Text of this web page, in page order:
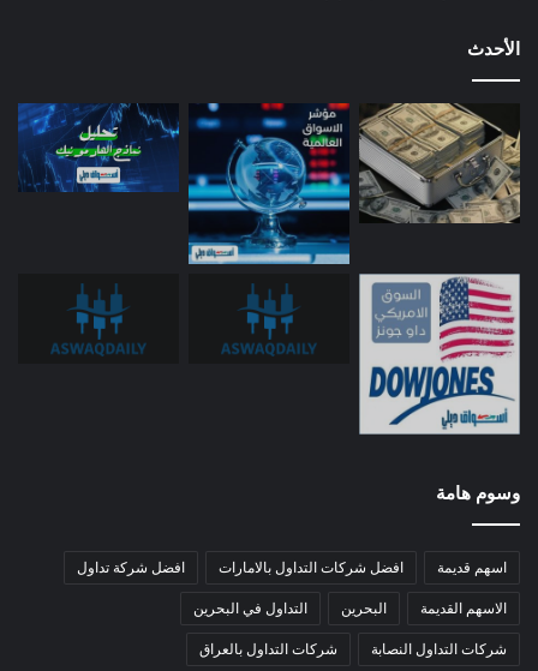
الأحدث
وسوم هامة
اسهم قديمة افضل شركات التداول بالامارات افضل شركة تداول
الاسهم القديمة البحرين التداول في البحرين
شركات التداول النصابة شركات التداول بالعراق